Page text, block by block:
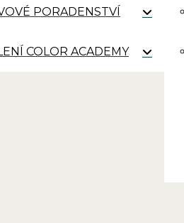
PORADENSTVÍ
COLOR ACADEMY